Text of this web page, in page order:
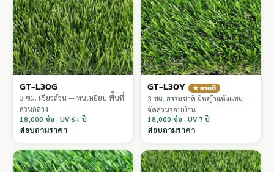
GT-L30G
3 ซม. เขียวล้วน — ทนเหยียบ พื้นที่
ส่วนกลาง
18,000 ช่อ · UV 6+ ปี
สอบถามราคา
GT-L30Y
★ ขายดี
3 ซม. ธรรมชาติ มีหญ้าแห้งแซม —
จัดสวนรอบบ้าน
18,000 ช่อ · UV 7 ปี
สอบถามราคา